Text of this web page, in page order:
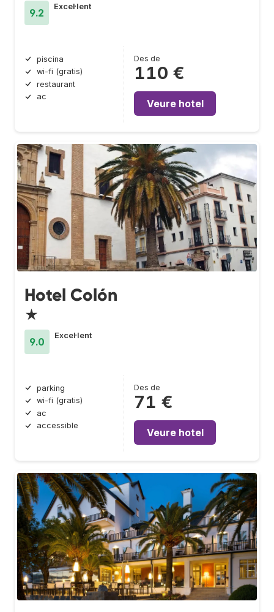
9.2
Excel·lent
piscina
wi-fi (gratis)
restaurant
ac
Des de
110 €
Veure hotel
Hotel Colón
★
9.0
Excel·lent
parking
wi-fi (gratis)
ac
accessible
Des de
71 €
Veure hotel